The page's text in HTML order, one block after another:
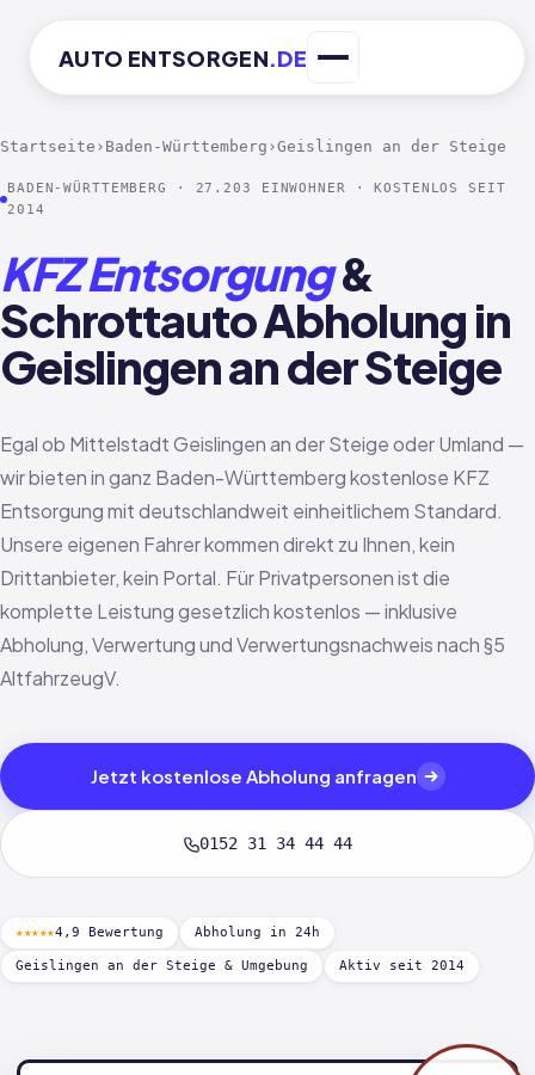
AUTO ENTSORGEN.DE
Startseite › Baden-Württemberg ›Geislingen an der Steige
BADEN-WÜRTTEMBERG · 27.203 EINWOHNER · KOSTENLOS SEIT
2014
KFZ Entsorgung&
Schrottauto Abholung in
Geislingen an der Steige
Egal ob Mittelstadt Geislingen an der Steige oder Umland —
wir bieten in ganz Baden-Württemberg kostenlose KFZ
Entsorgung mit deutschlandweit einheitlichem Standard.
Unsere eigenen Fahrer kommen direkt zu Ihnen, kein
Drittanbieter, kein Portal. Für Privatpersonen ist die
komplette Leistung gesetzlich kostenlos — inklusive
Abholung, Verwertung und Verwertungsnachweis nach §5
AltfahrzeugV.
Jetzt kostenlose Abholung anfragen
0152 31 34 44 44
★★★★★4,9 Bewertung Abholung in 24h
Geislingen an der Steige & Umgebung Aktiv seit 2014